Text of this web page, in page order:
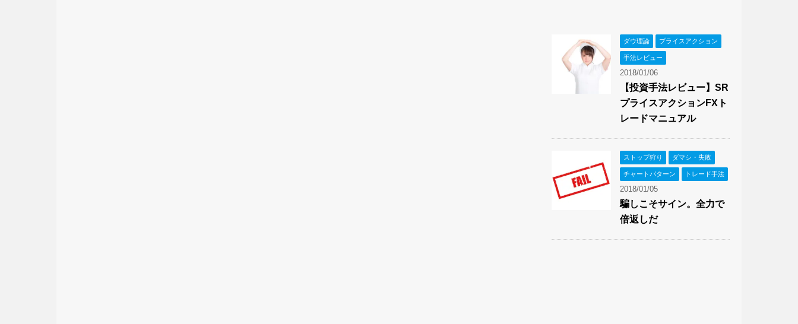
ダウ理論 プライスアクション
手法レビュー
2018/01/06
【投資手法レビュー】SR
プライスアクションFXト
レードマニュアル
ストップ狩り ダマシ・失敗
チャートパターン トレード手法
2018/01/05
騙しこそサイン。全力で
倍返しだ